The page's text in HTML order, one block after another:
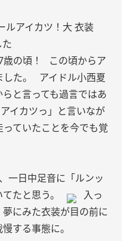
ルアイカツ！大 衣装
の頃！
この頃からア
た。
アイドル小西夏
と言っても過言ではあ
アイカツっ」と言いなが
ていたことを今でも覚
一日中足音に「ルンッ
たと思う。
入っ
にみた衣装が目の前に
する事態に。